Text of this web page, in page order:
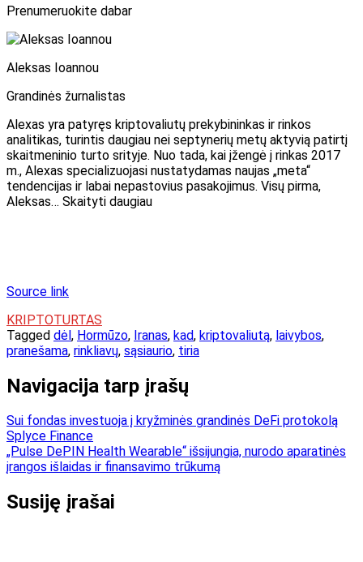
Prenumeruokite dabar
Aleksas Ioannou
Grandinės žurnalistas
Alexas yra patyręs kriptovaliutų prekybininkas ir rinkos
analitikas, turintis daugiau nei septynerių metų aktyvią patirtį
skaitmeninio turto srityje. Nuo tada, kai įžengė į rinkas 2017
m., Alexas specializuojasi nustatydamas naujas „meta“
tendencijas ir labai nepastovius pasakojimus. Visų pirma,
Aleksas… Skaityti daugiau
Source link
KRIPTOTURTAS
Tagged dėl, Hormūzo, Iranas, kad, kriptovaliutą, laivybos,
pranešama, rinkliavų, sąsiaurio, tiria
Navigacija tarp įrašų
Sui fondas investuoja į kryžminės grandinės DeFi protokolą
Splyce Finance
„Pulse DePIN Health Wearable“ išsijungia, nurodo aparatinės
įrangos išlaidas ir finansavimo trūkumą
Susiję įrašai